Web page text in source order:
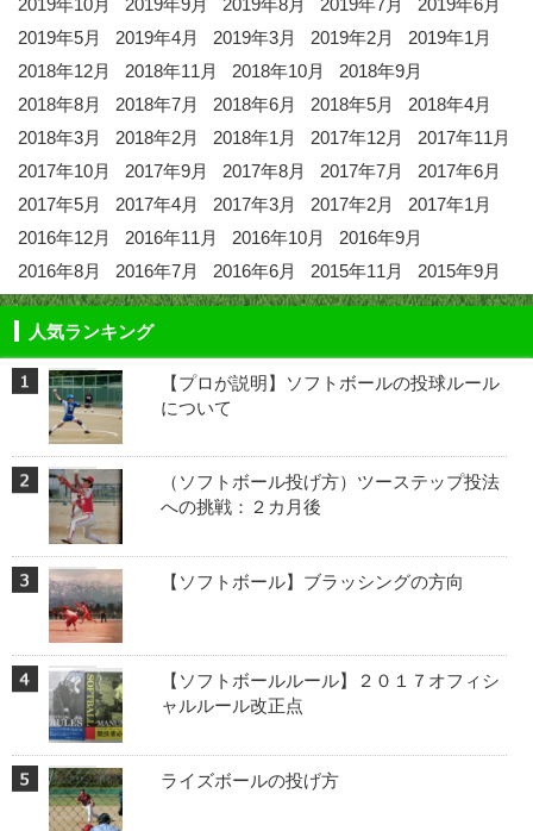
2019年10月
2019年9月 2019年8月 2019年7月
2019年6月
2019年5月
2019年4月 2019年3月 2019年2月
2019年1月
2018年12月
2018年11月 2018年10月
2018年9月
2018年8月
2018年7月 2018年6月 2018年5月
2018年4月
2018年3月
2018年2月 2018年1月 2017年12月
2017年11月
2017年10月
2017年9月 2017年8月 2017年7月
2017年6月
2017年5月
2017年4月 2017年3月 2017年2月
2017年1月
2016年12月
2016年11月 2016年10月
2016年9月
2016年8月
2016年7月 2016年6月 2015年11月 2015年9月
人気ランキング
【プロが説明】ソフトボールの投球ルール
について
（ソフトボール投げ方）ツーステップ投法
への挑戦：２カ月後
【ソフトボール】ブラッシングの方向
【ソフトボールルール】２０１７オフィシ
ャルルール改正点
ライズボールの投げ方